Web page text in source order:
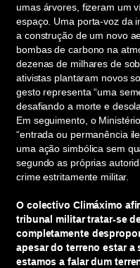
umas árvores, fizeram um
espaço. Uma porta-voz da
a construção de um novo
bombas de carbono na
dezenas de milhares de
ativistas plantaram novos
gesto representa “uma
desafiando a morte e
Em seguimento, o
“entrada ou permanência
uma ação simbólica sem
segundo as próprias
crime estritamente militar.
O colectivo Climáximo
tribunal militar tratar-se
completamente
apesar do terreno estar a
estamos a falar dum